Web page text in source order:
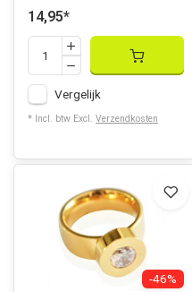
14,95*
Vergelijk
* Incl. btw Excl. Verzendkosten
-46%